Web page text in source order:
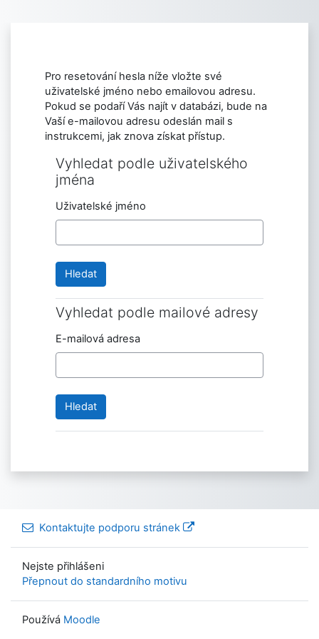
Pro resetování hesla níže vložte své
uživatelské jméno nebo emailovou adresu.
Pokud se podaří Vás najít v databázi, bude na
Vaší e-mailovou adresu odeslán mail s
instrukcemi, jak znova získat přístup.
Vyhledat podle uživatelského jména
Vyhledat podle uživatelského
jména
Uživatelské jméno
Vyhledat podle mailové adresy
Vyhledat podle mailové adresy
E-mailová adresa
Kontaktujte podporu stránek
Nejste přihlášeni
Přepnout do standardního motivu
Používá Moodle